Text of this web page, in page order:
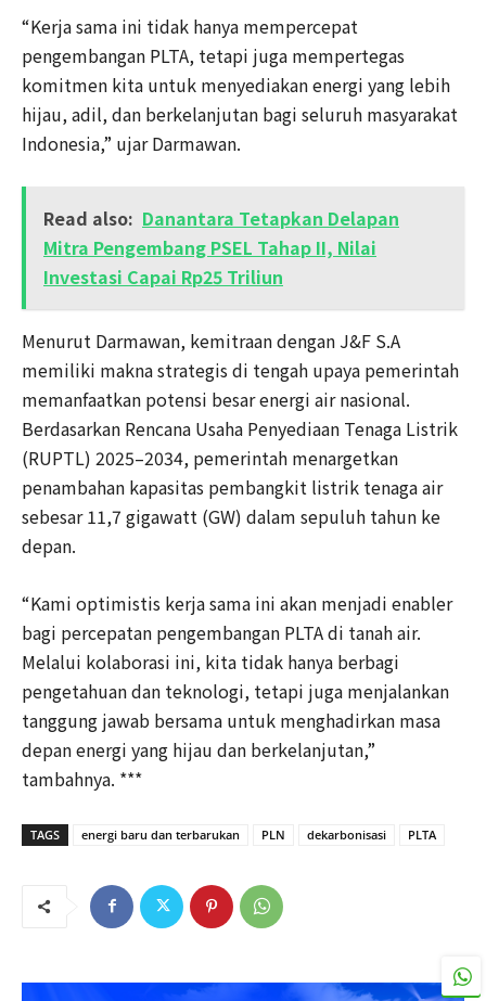
“Kerja sama ini tidak hanya mempercepat
pengembangan PLTA, tetapi juga mempertegas
komitmen kita untuk menyediakan energi yang lebih
hijau, adil, dan berkelanjutan bagi seluruh masyarakat
Indonesia,” ujar Darmawan.
Read also: Danantara Tetapkan Delapan
Mitra Pengembang PSEL Tahap II, Nilai
Investasi Capai Rp25 Triliun
Menurut Darmawan, kemitraan dengan J&F S.A
memiliki makna strategis di tengah upaya pemerintah
memanfaatkan potensi besar energi air nasional.
Berdasarkan Rencana Usaha Penyediaan Tenaga Listrik
(RUPTL) 2025–2034, pemerintah menargetkan
penambahan kapasitas pembangkit listrik tenaga air
sebesar 11,7 gigawatt (GW) dalam sepuluh tahun ke
depan.
“Kami optimistis kerja sama ini akan menjadi enabler
bagi percepatan pengembangan PLTA di tanah air.
Melalui kolaborasi ini, kita tidak hanya berbagi
pengetahuan dan teknologi, tetapi juga menjalankan
tanggung jawab bersama untuk menghadirkan masa
depan energi yang hijau dan berkelanjutan,”
tambahnya. ***
TAGS energi baru dan terbarukan PLN dekarbonisasi PLTA